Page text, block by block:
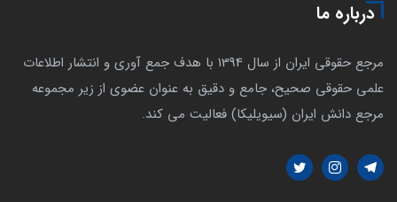
درباره ما
مرجع حقوقی ایران از سال 1394 با هدف جمع آوری و انتشار اطلاعات
علمی حقوقی صحیح، جامع و دقیق به عنوان عضوی از زیر مجموعه
مرجع دانش ایران (سیویلیکا) فعالیت می کند.